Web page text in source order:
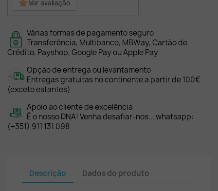
Ver avaliação
Várias formas de pagamento seguro
Transferência, Multibanco, MBWay, Cartão de
Crédito, Payshop, Google Pay ou Apple Pay
Opção de entrega ou levantamento
Entregas gratuitas no continente a partir de 100€
(exceto estantes)
Apoio ao cliente de excelência
É o nosso DNA! Venha desafiar-nos... whatsapp:
(+351) 911 131 098
Descrição Dados do produto